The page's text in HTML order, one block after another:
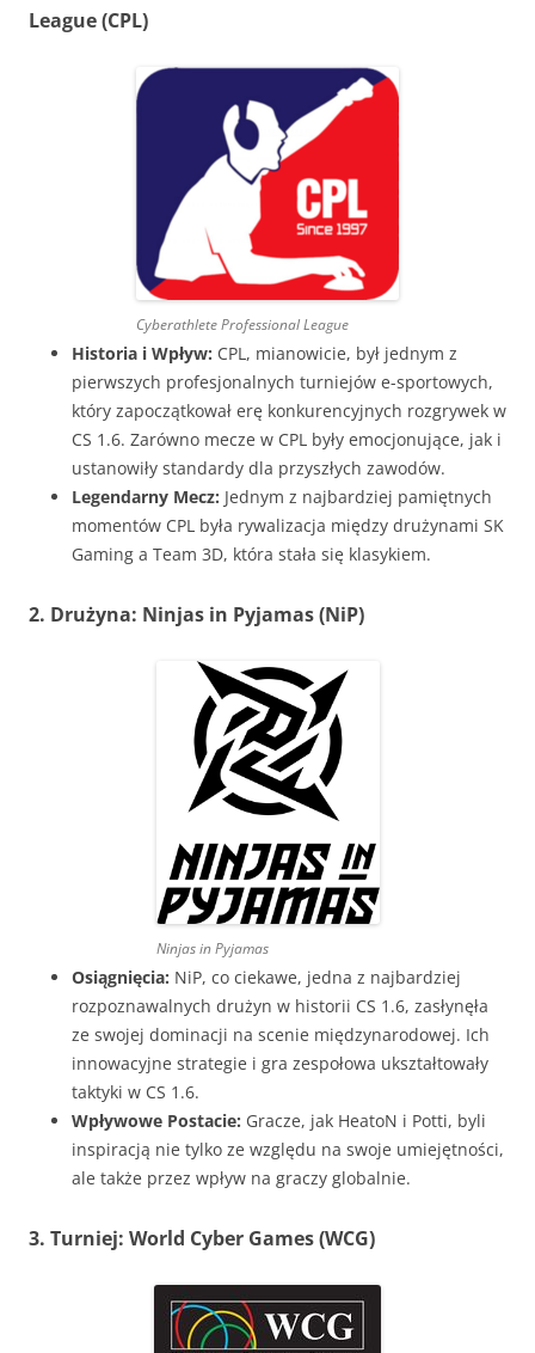
League (CPL)
Cyberathlete Professional League
Historia i Wpływ: CPL, mianowicie, był jednym z
pierwszych profesjonalnych turniejów e-sportowych,
który zapoczątkował erę konkurencyjnych rozgrywek w
CS 1.6. Zarówno mecze w CPL były emocjonujące, jak i
ustanowiły standardy dla przyszłych zawodów.
Legendarny Mecz: Jednym z najbardziej pamiętnych
momentów CPL była rywalizacja między drużynami SK
Gaming a Team 3D, która stała się klasykiem.
2. Drużyna: Ninjas in Pyjamas (NiP)
Ninjas in Pyjamas
Osiągnięcia: NiP, co ciekawe, jedna z najbardziej
rozpoznawalnych drużyn w historii CS 1.6, zasłynęła
ze swojej dominacji na scenie międzynarodowej. Ich
innowacyjne strategie i gra zespołowa ukształtowały
taktyki w CS 1.6.
Wpływowe Postacie: Gracze, jak HeatoN i Potti, byli
inspiracją nie tylko ze względu na swoje umiejętności,
ale także przez wpływ na graczy globalnie.
3. Turniej: World Cyber Games (WCG)